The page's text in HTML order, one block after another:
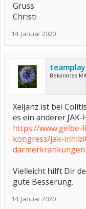
Gruss
Christi
14. Januar 2020
Bekanntes
Xeljanz ist bei
es ein anderer JAK-
https://www.gelbe-
kongress/jak-
darmerkrankungen
Vielleicht hilft Dir
gute Besserung.
14. Januar 2020